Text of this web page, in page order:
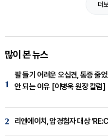
더
많이 본 뉴스
1
팔 들기 어려운 오십견, 통증 줄
안 되는 이유 [이병욱 원장 칼럼]
2 리엔에이치, 암경험자 대상